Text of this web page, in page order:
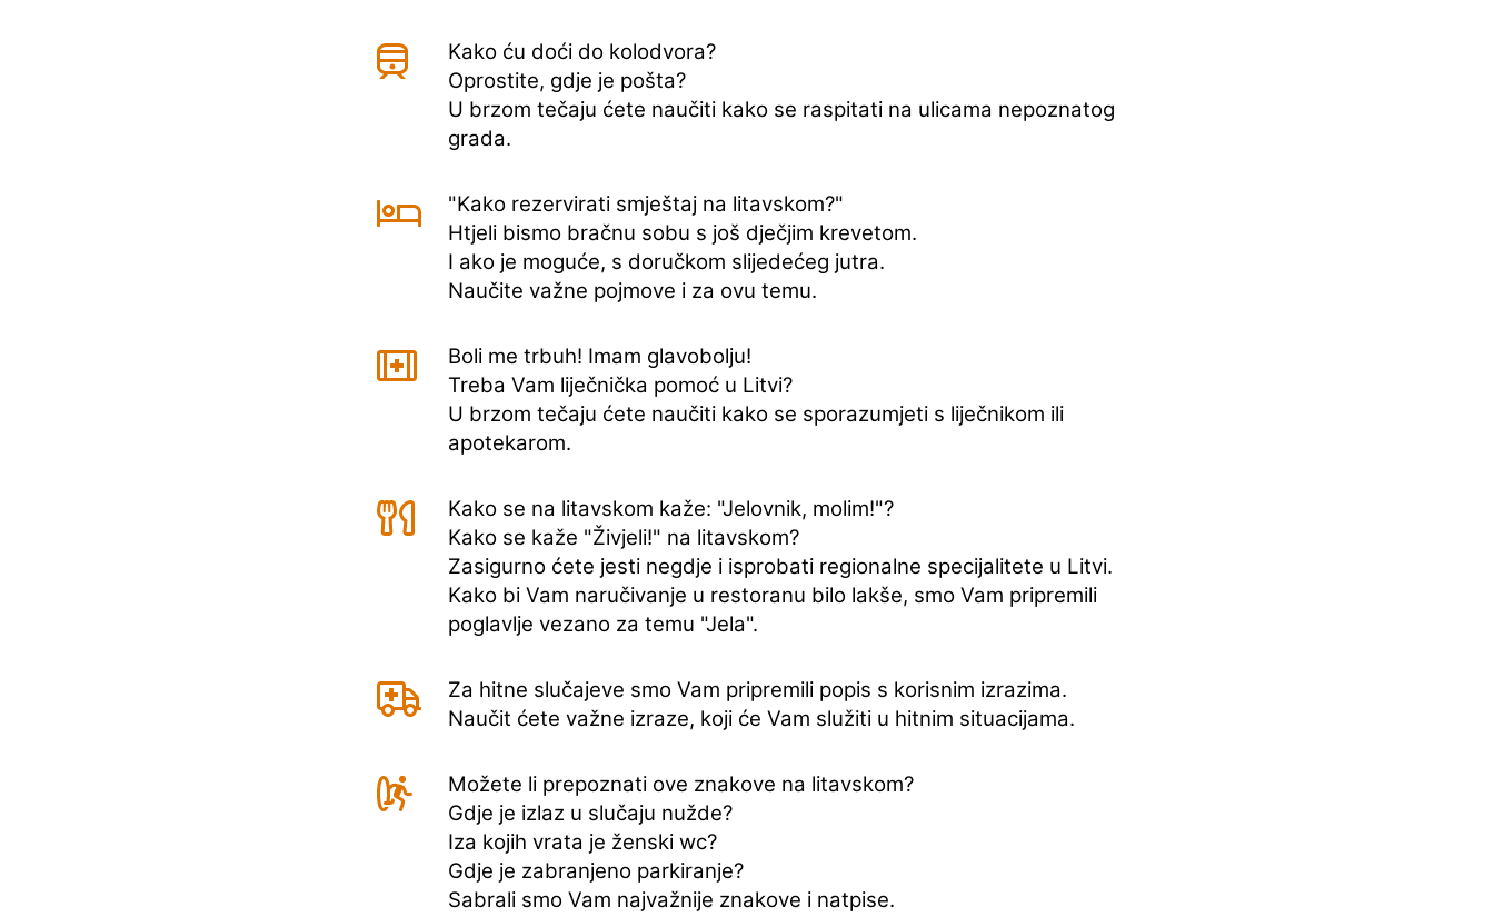
Kako ću doći do kolodvora?
Oprostite, gdje je pošta?
U brzom tečaju ćete naučiti kako se raspitati na ulicama nepoznatog
grada.
"Kako rezervirati smještaj na litavskom?"
Htjeli bismo bračnu sobu s još dječjim krevetom.
I ako je moguće, s doručkom slijedećeg jutra.
Naučite važne pojmove i za ovu temu.
Boli me trbuh! Imam glavobolju!
Treba Vam liječnička pomoć u Litvi?
U brzom tečaju ćete naučiti kako se sporazumjeti s liječnikom ili
apotekarom.
Kako se na litavskom kaže: "Jelovnik, molim!"?
Kako se kaže "Živjeli!" na litavskom?
Zasigurno ćete jesti negdje i isprobati regionalne specijalitete u Litvi.
Kako bi Vam naručivanje u restoranu bilo lakše, smo Vam pripremili
poglavlje vezano za temu "Jela".
Za hitne slučajeve smo Vam pripremili popis s korisnim izrazima.
Naučit ćete važne izraze, koji će Vam služiti u hitnim situacijama.
Možete li prepoznati ove znakove na litavskom?
Gdje je izlaz u slučaju nužde?
Iza kojih vrata je ženski wc?
Gdje je zabranjeno parkiranje?
Sabrali smo Vam najvažnije znakove i natpise.